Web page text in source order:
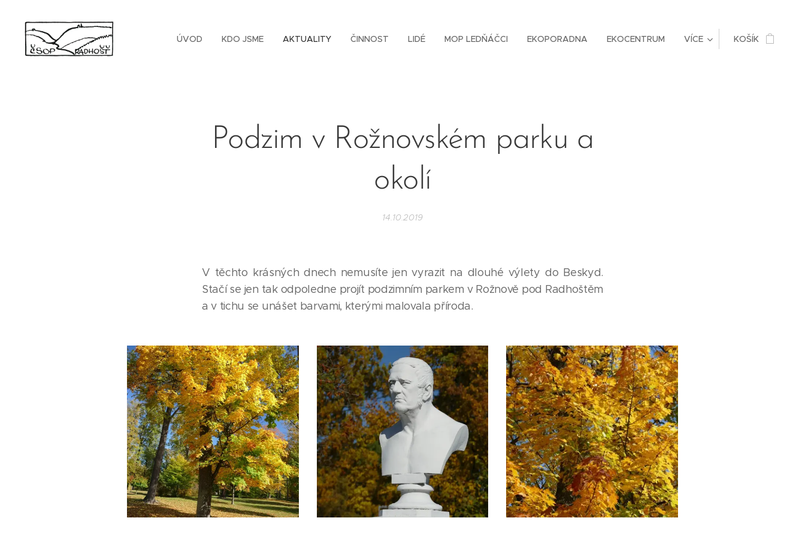
ÚVOD KDO JSME AKTUALITY ČINNOST LIDÉ MOP LEDŇÁČCI EKOPORADNA EKOCENTRUM VÍCE KOŠÍK
Podzim v Rožnovském parku a
okolí
14.10.2019
V těchto krásných dnech nemusíte jen vyrazit na dlouhé výlety do Beskyd.
Stačí se jen tak odpoledne projít podzimním parkem v Rožnově pod Radhoštěm
a v tichu se unášet barvami, kterými malovala příroda.